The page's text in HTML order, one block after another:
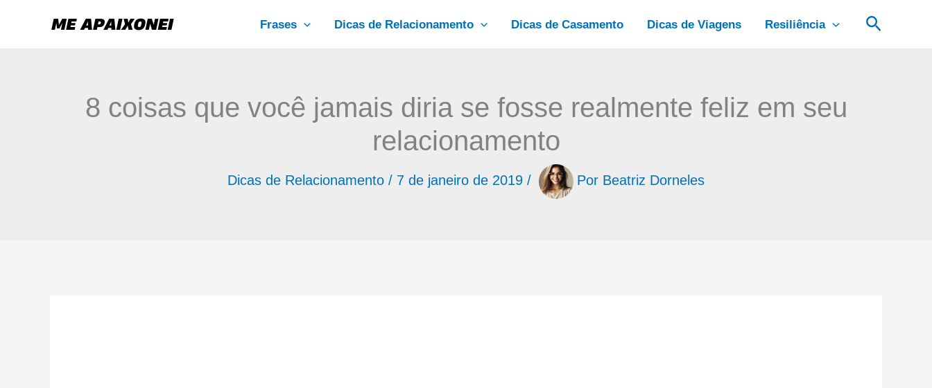
Frases Dicas de Relacionamento Dicas de Casamento Dicas de Viagens Resiliência
8 coisas que você jamais diria se fosse realmente feliz em seu
relacionamento
Dicas de Relacionamento / 7 de janeiro de 2019 / Por Beatriz Dorneles